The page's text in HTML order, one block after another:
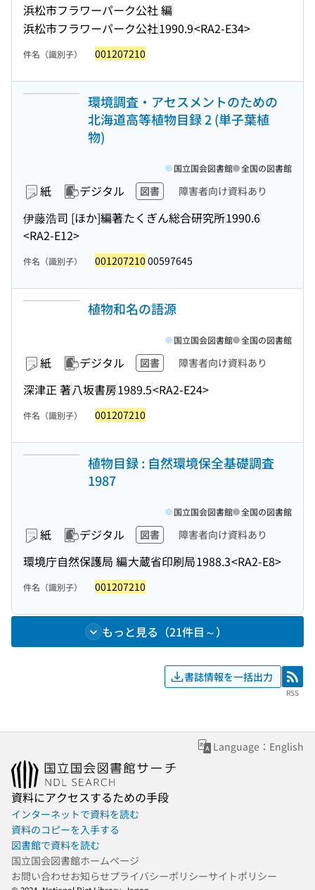
浜松市フラワーパーク公社 編
浜松市フラワーパーク公社1990.9<RA2-E34>
件名（識別子） 001207210
環境調査・アセスメントのための
北海道高等植物目録 2 (単子葉植
物)
紙 デジタル 図書 障害者向け資料あり
伊藤浩司 [ほか]編著たくぎん総合研究所1990.6
<RA2-E12>
国立国会図書館 全国の図書館
件名（識別子） 001207210 00597645
植物和名の語源
紙 デジタル 図書 障害者向け資料あり
深津正 著八坂書房1989.5<RA2-E24>
国立国会図書館 全国の図書館
件名（識別子） 001207210
植物目録 : 自然環境保全基礎調査
1987
紙 デジタル 図書 障害者向け資料あり
環境庁自然保護局 編大蔵省印刷局1988.3<RA2-E8>
国立国会図書館 全国の図書館
件名（識別子） 001207210
もっと見る（21件目～）
書誌情報を一括出力 RSS
RSS
Language：English
資料にアクセスするための手段
インターネットで資料を読む
資料のコピーを入手する
図書館で資料を読む
国立国会図書館ホームページ
お問い合わせお知らせプライバシーポリシーサイトポリシー